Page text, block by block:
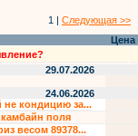
1 | Следующая >>
Цена
29.07.2026
24.06.2026
кондицию за...
поля
весом 89378...